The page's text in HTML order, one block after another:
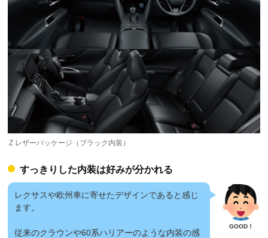
Z レザーパッケージ（ブラック内装）
すっきりした内装は好みが分かれる
レクサスや欧州車に寄せたデザインであると感じ
ます。
従来のクラウンや60系ハリアーのような内装の感